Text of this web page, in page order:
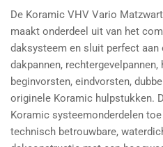
De Koramic VHV Vario
maakt onderdeel uit van het
daksysteem en sluit perfect aan
dakpannen,
beginvorsten, eindvorsten,
originele Koramic hulpstukken.
Koramic systeemonderdelen
technisch betrouwbare,